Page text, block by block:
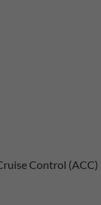
Control (ACC)